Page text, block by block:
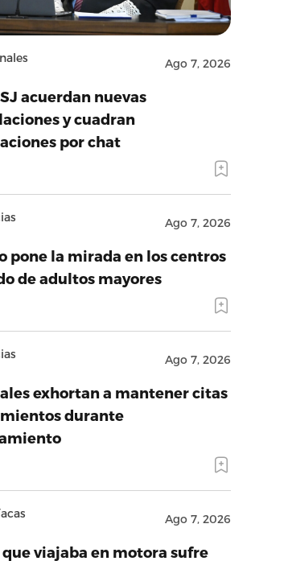
Ago 7, 2026
acuerdan nuevas
y cuadran
por chat
Ago 7, 2026
pone la mirada en los centros
de adultos mayores
Ago 7, 2026
exhortan a mantener citas
durante
Ago 7, 2026
que viajaba en motora sufre